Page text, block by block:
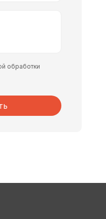
обработки